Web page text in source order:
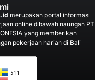
merupakan portal informasi
online dibawah naungan PT
yang memberikan
pekerjaan harian di Bali